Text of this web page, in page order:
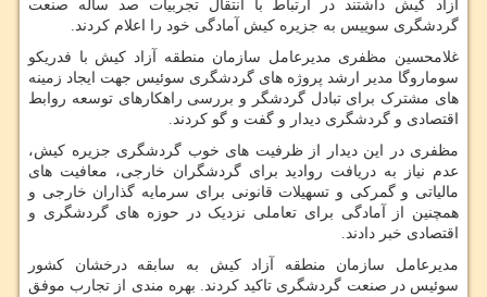
آزاد کیش داشتند در ارتباط با انتقال تجربیات صد ساله صنعت
گردشگری سوییس به جزیره کیش آمادگی خود را اعلام کردند.
غلامحسین مظفری مدیرعامل سازمان منطقه آزاد کیش با فدریکو
سوماروگا مدیر ارشد پروژه‌ های گردشگری سوئیس جهت ایجاد زمینه
های مشترک برای تبادل گردشگر و بررسی راهکارهای توسعه روابط
اقتصادی و گردشگری دیدار و گفت و گو کردند.
مظفری در این دیدار از ظرفیت های خوب گردشگری جزیره کیش،
عدم نیاز به دریافت روادید برای گردشگران خارجی، معافیت های
مالیاتی و گمرکی و تسهیلات قانونی برای سرمایه گذاران خارجی و
همچنین از آمادگی برای تعاملی نزدیک در حوزه های گردشگری و
اقتصادی خبر دادند.
مدیرعامل سازمان منطقه آزاد کیش به سابقه درخشان کشور
سوئیس در صنعت گردشگری تاکید کردند. بهره مندی از تجارب موفق